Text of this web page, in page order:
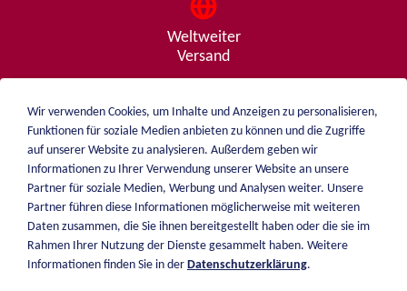
Weltweiter
Versand
Beratung
von A - Z
weiblen.
+49 (0)7551 1607
Über mich
Katalog
Wir verwenden Cookies, um Inhalte und Anzeigen zu personalisieren,
Funktionen für soziale Medien anbieten zu können und die Zugriffe
auf unserer Website zu analysieren. Außerdem geben wir
Informationen zu Ihrer Verwendung unserer Website an unsere
Partner für soziale Medien, Werbung und Analysen weiter. Unsere
Partner führen diese Informationen möglicherweise mit weiteren
Daten zusammen, die Sie ihnen bereitgestellt haben oder die sie im
Rahmen Ihrer Nutzung der Dienste gesammelt haben. Weitere
Informationen finden Sie in der Datenschutzerklärung.